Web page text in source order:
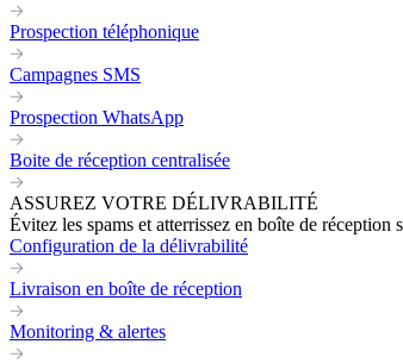
Prospection téléphonique
Campagnes SMS
Prospection WhatsApp
Boite de réception centralisée
ASSUREZ VOTRE DÉLIVRABILITÉ
Évitez les spams et atterrissez en boîte de réception
Configuration de la délivrabilité
Livraison en boîte de réception
Monitoring & alertes